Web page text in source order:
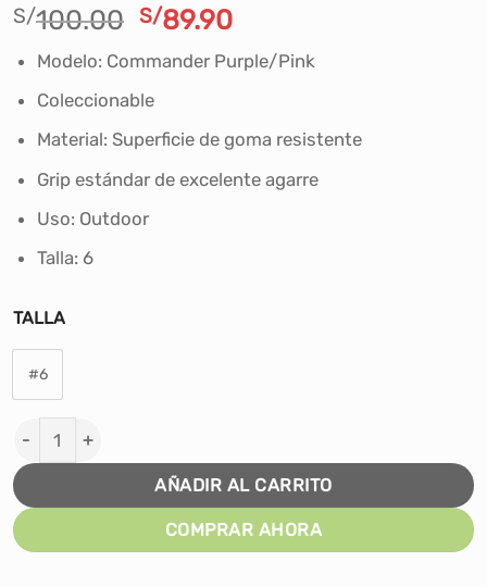
S/100.00 El
original
era:
S/100.00.
S/89.90El
precio
actual
S/89.90.
Modelo: Commander Purple/Pink
Coleccionable
Material: Superficie de goma resistente
Grip estándar de excelente agarre
Uso: Outdoor
Talla: 6
TALLA
#6
PELOTA DE BÁSKET SPALDING COMMANDER
AÑADIR AL CARRITO
COMPRAR AHORA